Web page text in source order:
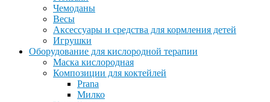
Чемоданы
Весы
Аксессуары и средства для кормления детей
Игрушки
Оборудование для кислородной терапии
Маска кислородная
Композиции для коктейлей
Prana
Милко